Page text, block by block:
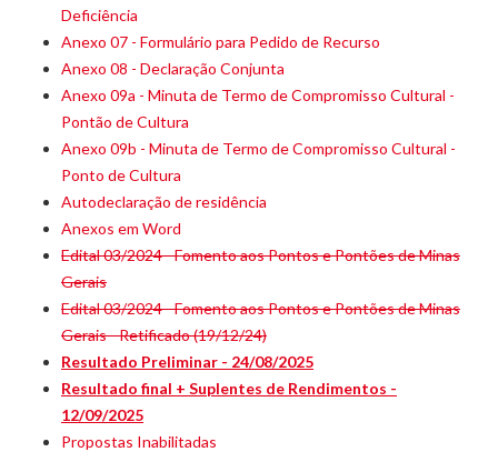
Deficiência
Anexo 07 - Formulário para Pedido de Recurso
Anexo 08 - Declaração Conjunta
Anexo 09a - Minuta de Termo de Compromisso Cultural -
Pontão de Cultura
Anexo 09b - Minuta de Termo de Compromisso Cultural -
Ponto de Cultura
Autodeclaração de residência
Anexos em Word
Edital 03/2024 - Fomento aos Pontos e Pontões de Minas
Gerais
Edital 03/2024 - Fomento aos Pontos e Pontões de Minas
Gerais - Retificado (19/12/24)
Resultado Preliminar - 24/08/2025
Resultado final + Suplentes de Rendimentos -
12/09/2025
Propostas Inabilitadas